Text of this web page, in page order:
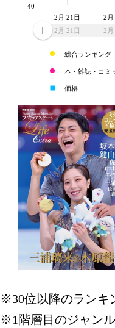
2月 21日 2月
2月 21日 2月
40
総合ランキング
本・雑誌・コミ
価格
※30位以降のランキ
※1階層目のジャン